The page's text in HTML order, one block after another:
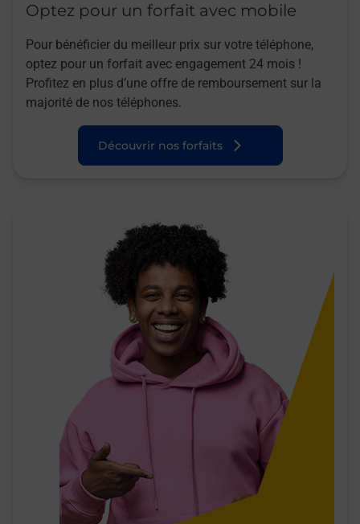
Optez pour un forfait avec mobile
Pour bénéficier du meilleur prix sur votre téléphone,
optez pour un forfait avec engagement 24 mois !
Profitez en plus d’une offre de remboursement sur la
majorité de nos téléphones.
Découvrir nos forfaits